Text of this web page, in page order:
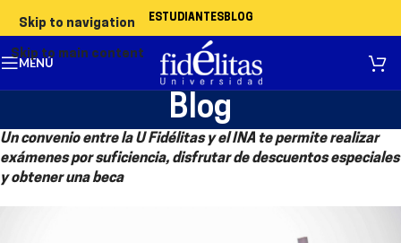
Skip to navigation
Skip to main content
ESTUDIANTESBLOG
MENÚ
Blog
Un convenio entre la U Fidélitas y el INA te permite realizar
exámenes por suficiencia, disfrutar de descuentos especiales
y obtener una beca